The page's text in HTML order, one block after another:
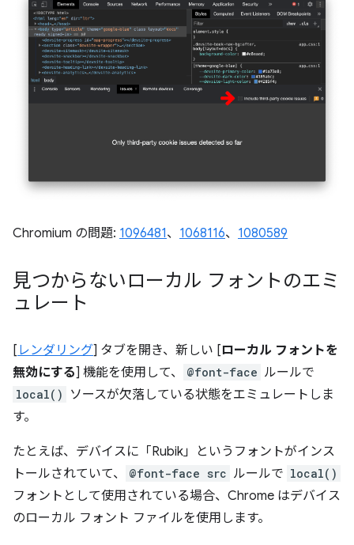
Chromium の問題: 1096481、 1068116、 1080589
見つからないローカル フォントのエミ
ュレート
[ レンダリング] タブを開き、新しい [ローカル フォントを
無効にする] 機能を使用して、 @font-face ルールで
local()
ソースが欠落している状態をエミュレートしま
す。
たとえば、デバイスに「Rubik」というフォントがインス
トールされていて、
@font-face src ルールで local()
フォントとして使用されている場合、Chrome はデバイス
のローカル フォント ファイルを使用します。